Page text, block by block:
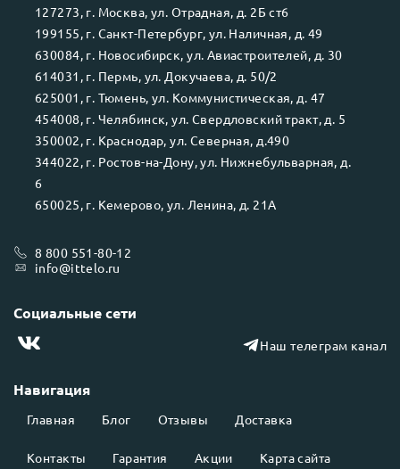
Навигация
Главная Блог Отзывы Доставка
Контакты Гарантия Акции Карта сайта
127273, г. Москва, ул. Отрадная, д. 2Б ст6
199155, г. Санкт-Петербург, ул. Наличная, д. 49
630084, г. Новосибирск, ул. Авиастроителей, д. 30
614031 , г. Пермь, ул. Докучаева, д. 50/2
625001 , г. Тюмень, ул. Коммунистическая, д. 47
454008, г. Челябинск, ул. Свердловский тракт, д. 5
350002, г. Краснодар, ул. Северная, д.490
344022, г. Ростов-на-Дону, ул. Нижнебульварная, д.
6
650025, г. Кемерово, ул. Ленина, д. 21А
8 800 551-80-12
info@ittelo.ru
Социальные сети
Наш телеграм канал